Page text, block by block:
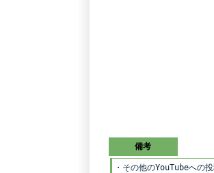
備考
・ その他のYouTubeへの